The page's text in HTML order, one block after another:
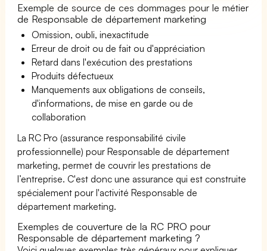
Exemple de source de ces dommages pour le métier
de Responsable de département marketing
Omission, oubli, inexactitude
Erreur de droit ou de fait ou d'appréciation
Retard dans l'exécution des prestations
Produits défectueux
Manquements aux obligations de conseils,
d'informations, de mise en garde ou de
collaboration
La RC Pro (assurance responsabilité civile
professionnelle) pour Responsable de département
marketing, permet de couvrir les prestations de
l’entreprise. C'est donc une assurance qui est construite
spécialement pour l'activité Responsable de
département marketing.
Exemples de couverture de la RC PRO pour
Responsable de département marketing ?